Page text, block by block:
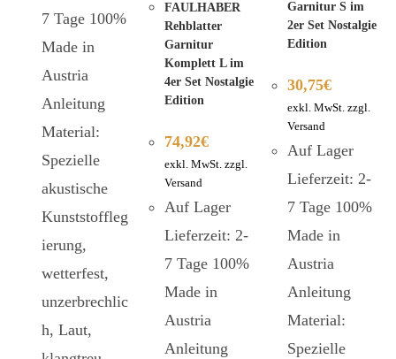
7 Tage 100%
Made in
Austria
Anleitung
Material:
Spezielle
akustische
Kunststoffleg
ierung,
wetterfest,
unzerbrechlic
h, Laut,
FAULHABER
Rehblatter
Garnitur
Komplett L im
4er Set Nostalgie
Edition
74,92€
exkl. MwSt. zzgl.
Versand
Auf Lager
Lieferzeit: 2-
7 Tage 100%
Made in
Austria
Anleitung
Garnitur S im
2er Set Nostalgie
Edition
30,75€
exkl. MwSt. zzgl.
Versand
Auf Lager
Lieferzeit: 2-
7 Tage 100%
Made in
Austria
Anleitung
Material:
Spezielle